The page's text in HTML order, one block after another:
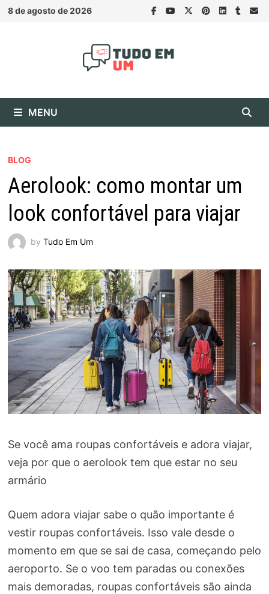
Skip
8 de agosto de 2026
MENU
BLOG
Aerolook: como montar um
look confortável para viajar
by Tudo Em Um
Se você ama roupas confortáveis e adora viajar,
veja por que o aerolook tem que estar no seu
armário
Quem adora viajar sabe o quão importante é
vestir roupas confortáveis. Isso vale desde o
momento em que se sai de casa, começando pelo
aeroporto. Se o voo tem paradas ou conexões
mais demoradas, roupas confortáveis são ainda